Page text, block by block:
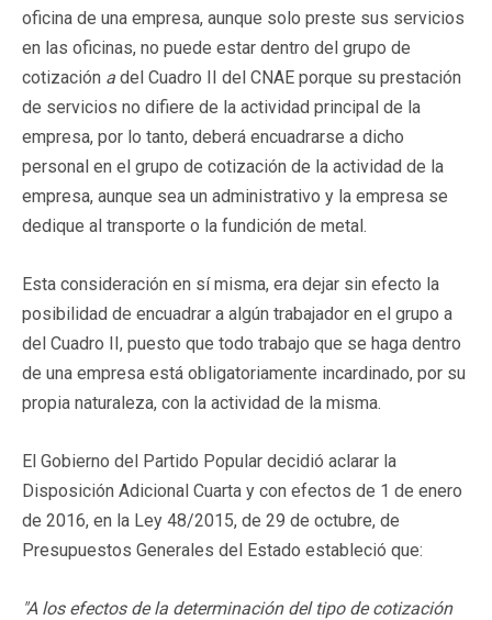
oficina de una empresa, aunque solo preste sus servicios
en las oficinas, no puede estar dentro del grupo de
cotización a del Cuadro II del CNAE porque su prestación
de servicios no difiere de la actividad principal de la
empresa, por lo tanto, deberá encuadrarse a dicho
personal en el grupo de cotización de la actividad de la
empresa, aunque sea un administrativo y la empresa se
dedique al transporte o la fundición de metal.
Esta consideración en sí misma, era dejar sin efecto la
posibilidad de encuadrar a algún trabajador en el grupo a
del Cuadro II, puesto que todo trabajo que se haga dentro
de una empresa está obligatoriamente incardinado, por su
propia naturaleza, con la actividad de la misma.
El Gobierno del Partido Popular decidió aclarar la
Disposición Adicional Cuarta y con efectos de 1 de enero
de 2016, en la Ley 48/2015, de 29 de octubre, de
Presupuestos Generales del Estado estableció que:
"A los efectos de la determinación del tipo de cotización